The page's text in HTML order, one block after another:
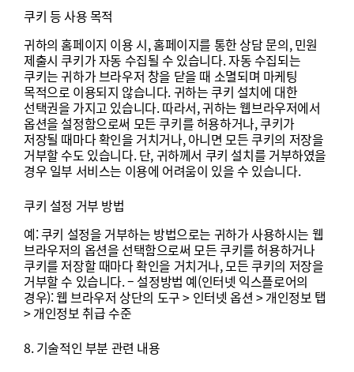
쿠키 등사용목적
귀하의 홈페이지 이용 시,홈페이지를 통한 상담문의,민원
제출시 쿠키가자동 수집될 수 있습니다.자동수집되는
쿠키는귀하가브라우저 창을 닫을 때 소멸되며 마케팅
목적으로 이용되지 않습니다.귀하는쿠키 설치에 대한
선택권을 가지고 있습니다.따라서,귀하는웹브라우저에서
옵션을 설정함으로써 모든쿠키를허용하거나,쿠키가
저장될 때마다확인을 거치거나,아니면 모든쿠키의 저장을
거부할수도 있습니다.단,귀하께서 쿠키 설치를 거부하였을
경우 일부 서비스는 이용에 어려움이 있을수 있습니다.
쿠키 설정 거부 방법
예:쿠키 설정을 거부하는 방법으로는 귀하가사용하시는 웹
브라우저의 옵션을 선택함으로써 모든쿠키를허용하거나
쿠키를 저장할때마다확인을 거치거나,모든쿠키의 저장을
거부할수 있습니다. – 설정방법 예(인터넷 익스플로어의
경우):웹 브라우저 상단의 도구> 인터넷 옵션 >개인정보 탭
>개인정보취급수준
8.기술적인 부분 관련 내용